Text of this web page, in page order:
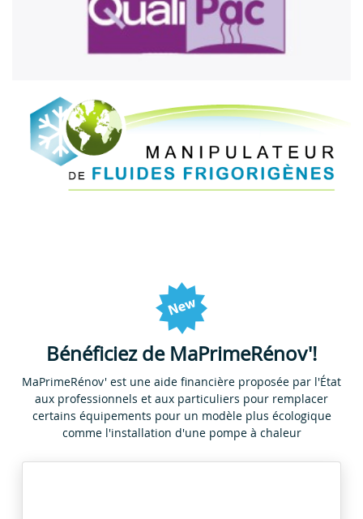
Bénéficiez de MaPrimeRénov'!
MaPrimeRénov' est une aide financière proposée par l'État
aux professionnels et aux particuliers pour remplacer
certains équipements pour un modèle plus écologique
comme l'installation d'une pompe à chaleur